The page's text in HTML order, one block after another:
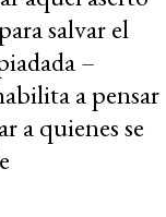
salvar el
–
a pensar
a quienes se